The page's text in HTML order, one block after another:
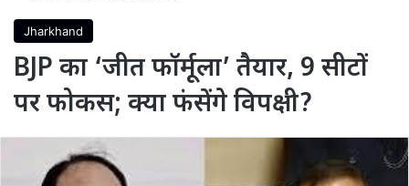
Jharkhand
BJP का ‘जीत फॉर्मूला’ तैयार, 9 सीटों
पर फोकस; क्या फंसेंगे विपक्षी?